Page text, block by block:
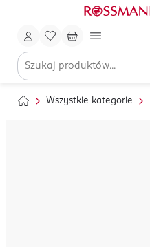
Wszystkie kategorie